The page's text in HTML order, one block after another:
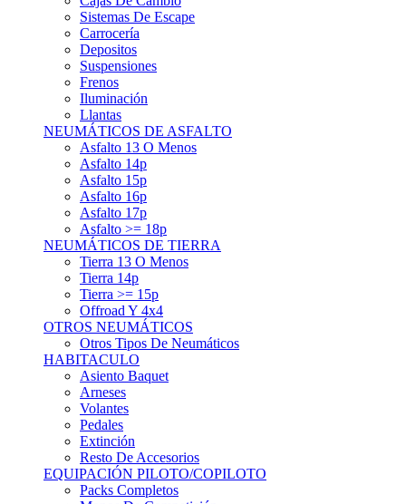
Sistemas De Escape
Carrocería
Depositos
Suspensiones
Frenos
Iluminación
Llantas
NEUMÁTICOS DE ASFALTO
Asfalto 13 O Menos
Asfalto 14p
Asfalto 15p
Asfalto 16p
Asfalto 17p
Asfalto >= 18p
NEUMÁTICOS DE TIERRA
Tierra 13 O Menos
Tierra 14p
Tierra >= 15p
Offroad Y 4x4
OTROS NEUMÁTICOS
Otros Tipos De Neumáticos
HABITACULO
Asiento Baquet
Arneses
Volantes
Pedales
Extinción
Resto De Accesorios
EQUIPACIÓN PILOTO/COPILOTO
Packs Completos